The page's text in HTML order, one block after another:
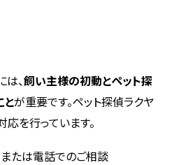
、飼い主様の初動とペット探
とが重要です。ペット探偵ラクヤ
応を行っています。
たは電話でのご相談